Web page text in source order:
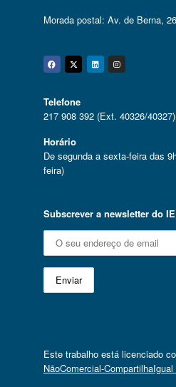
Morada postal: Av. de Berna,
Facebook
Twitter
Linkedin
Telefone
217 908 392 (Ext. 40326/40327)
Horário
De segunda a sexta-feira das
feira)
Subscrever a newsletter do
Este trabalho está licenciado
NãoComercial-